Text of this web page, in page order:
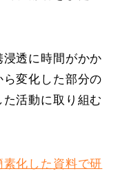
透に時間がかか
変化した部分の
活動に取り組む
化した資料で研